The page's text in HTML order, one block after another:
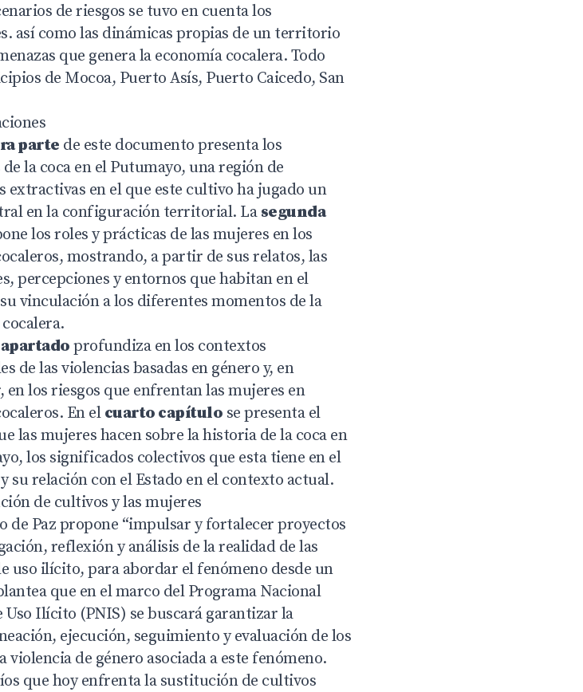
de riesgos se tuvo en cuenta los
así como las dinámicas propias de un territorio
que genera la economía cocalera. Todo
de Mocoa, Puerto Asís, Puerto Caicedo, San
parte de este documento presenta los
la coca en el Putumayo, una región de
extractivas en el que este cultivo ha jugado un
en la configuración territorial. La segunda
los roles y prácticas de las mujeres en los
mostrando, a partir de sus relatos, las
percepciones y entornos que habitan en el
vinculación a los diferentes momentos de la
profundiza en los contextos
de las violencias basadas en género y, en
los riesgos que enfrentan las mujeres en
En elcuarto capítulo se presenta el
las mujeres hacen sobre la historia de la coca en
los significados colectivos que esta tiene en el
su relación con el Estado en el contexto actual.
de cultivos y las mujeres
de Paz propone “impulsar y fortalecer proyectos
reflexión y análisis de la realidad de las
uso ilícito, para abordar el fenómeno desde un
que en el marco del Programa Nacional
Ilícito (PNIS) se buscará garantizar la
ejecución, seguimiento y evaluación de los
de género asociada a este fenómeno.
que hoy enfrenta la sustitución de cultivos